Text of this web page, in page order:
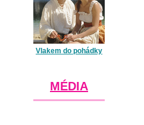
Vlakem do pohádky
MÉDIA